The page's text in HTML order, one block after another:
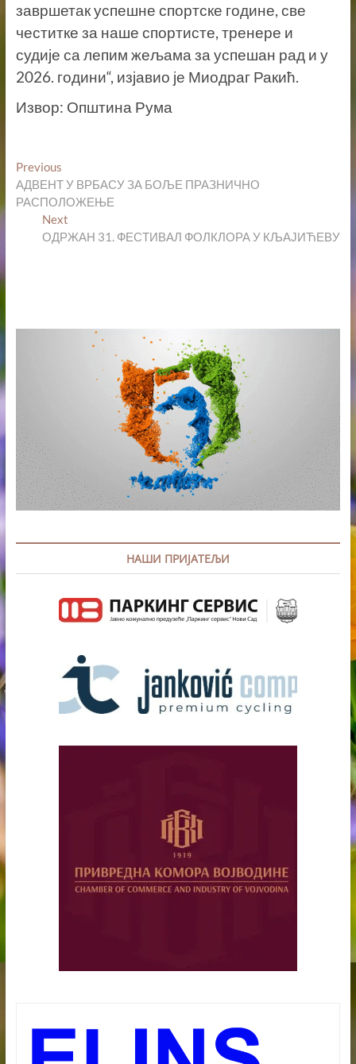
завршетак успешне спортске године, све
честитке за наше спортисте, тренере и
судије са лепим жељама за успешан рад и у
2026. години“, изјавио је Миодраг Ракић.
Извор: Општина Рума
Кретање
чланка
PreviousPrevious
post:
АДВЕНТ У ВРБАСУ ЗА БОЉЕ ПРАЗНИЧНО
РАСПОЛОЖЕЊЕ
Next
post:
ОДРЖАН 31. ФЕСТИВАЛ ФОЛКЛОРА У КЉАЈИЋЕВУ
НАШИ ПРИЈАТЕЉИ